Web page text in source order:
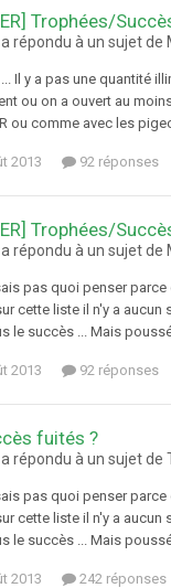
Trophées/
répondu à un sujet de
Il y a pas une quantité
ou on a ouvert au
ou comme avec les
2013 92 réponses
Trophées/
répondu à un sujet de
pas quoi penser
cette liste il n'y a aucun
le succès ... Mais
2013 92 réponses
fuités ?
répondu à un sujet de
pas quoi penser
cette liste il n'y a aucun
le succès ... Mais
2013 242 réponses